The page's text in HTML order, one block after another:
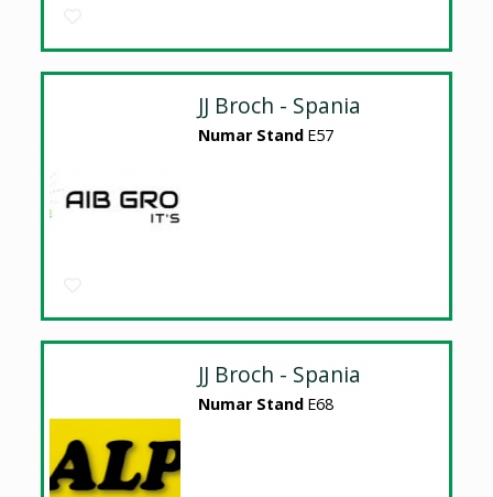
JJ Broch - Spania
Numar Stand E57
JJ Broch - Spania
Numar Stand E68